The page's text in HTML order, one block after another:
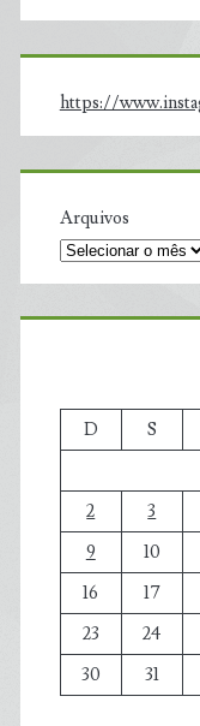
https://
Arquivos
D
S
2
3
9
10
16
17
23
24
30
31